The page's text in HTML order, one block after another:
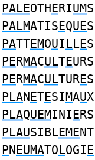
PALEOTHERIUMS
PALMATISEQUES
PATTEMOUILLES
PERMACULTEURS
PERMACULTURES
PLANETESIMAUX
PLAQUEMINIERS
PLAUSIBLEMENT
PNEUMATOLOGIE